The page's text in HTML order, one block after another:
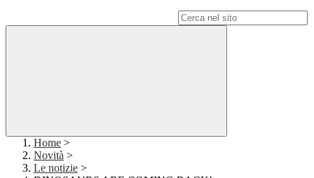
Home >
Novità >
Le notizie >